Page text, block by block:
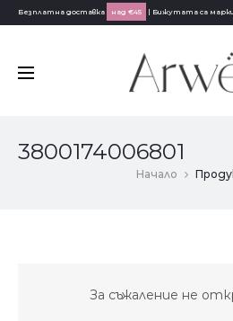
Безплатна доставка над €45 | Бижутата са
3800174006801
Начало
За съжаление не